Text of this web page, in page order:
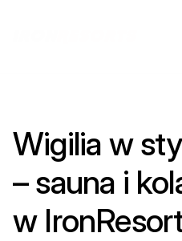
Wigilia w
– sauna i
w